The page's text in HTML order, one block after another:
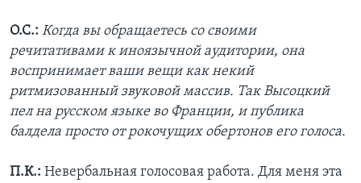
О.С.: Когда вы обращаетесь со своими
речитативами к иноязычной аудитории, она
воспринимает ваши вещи как некий
ритмизованный звуковой массив. Так Высоцкий
пел на русском языке во Франции, и публика
балдела просто от рокочущих обертонов его голоса.
П.К.: Невербальная голосовая работа. Для меня эта